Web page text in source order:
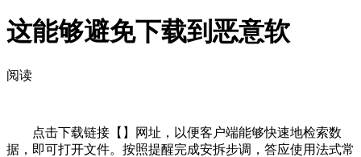
这能够避免下载到恶意软
阅读
点击下载链接【】网址，以便客户端能够快速地检索数
据，即可打开文件。按照提醒完成安拆步调，答应使用法式常